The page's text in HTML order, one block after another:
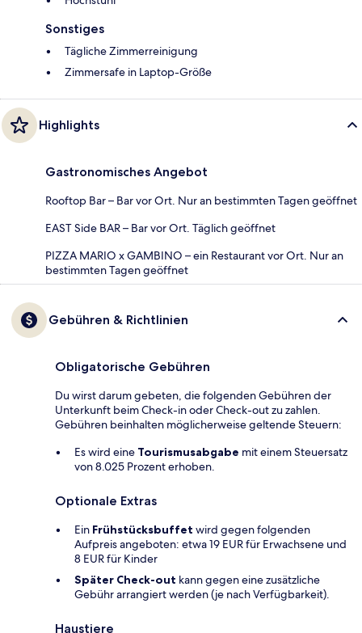
Sonstiges
Tägliche Zimmerreinigung
Zimmersafe in Laptop-Größe
Highlights
Gastronomisches Angebot
Rooftop Bar – Bar vor Ort. Nur an bestimmten Tagen geöffnet
EAST Side BAR – Bar vor Ort. Täglich geöffnet
PIZZA MARIO x GAMBINO – ein Restaurant vor Ort. Nur an
bestimmten Tagen geöffnet
Gebühren & Richtlinien
Obligatorische Gebühren
Du wirst darum gebeten, die folgenden Gebühren der
Unterkunft beim Check-in oder Check-out zu zahlen.
Gebühren beinhalten möglicherweise geltende Steuern:
Es wird eine Tourismusabgabe mit einem Steuersatz
von 8.025 Prozent erhoben.
Optionale Extras
Ein Frühstücksbuffet wird gegen folgenden
Aufpreis angeboten: etwa 19 EUR für Erwachsene und
8 EUR für Kinder
Später Check-out kann gegen eine zusätzliche
Gebühr arrangiert werden (je nach Verfügbarkeit).
Haustiere